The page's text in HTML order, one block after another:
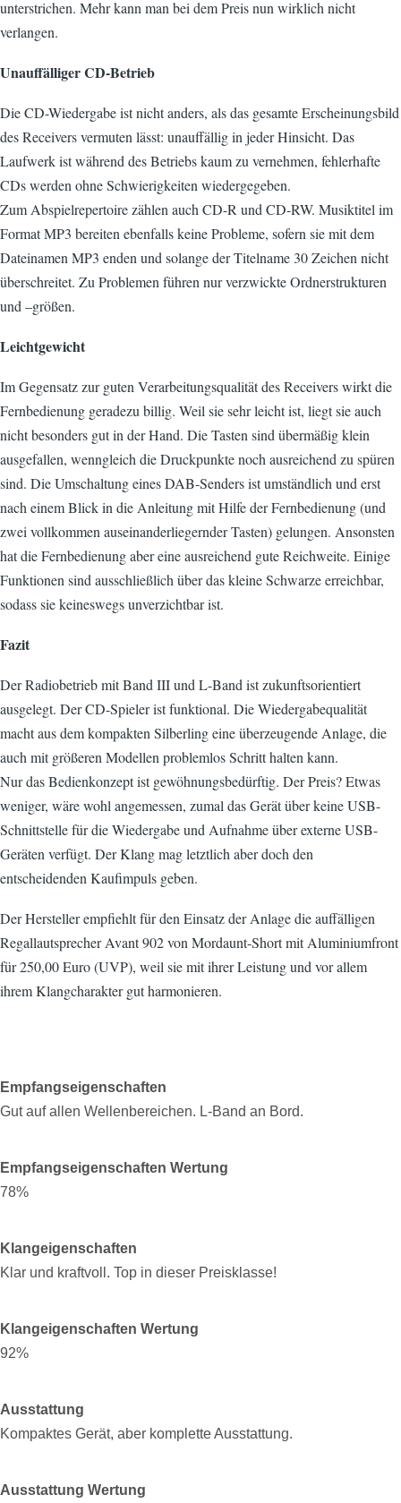
unterstrichen. Mehr kann man bei dem Preis nun wirklich nicht
verlangen.
Unauffälliger CD-Betrieb
Die CD-Wiedergabe ist nicht anders, als das gesamte Erscheinungsbild
des Receivers vermuten lässt: unauffällig in jeder Hinsicht. Das
Laufwerk ist während des Betriebs kaum zu vernehmen, fehlerhafte
CDs werden ohne Schwierigkeiten wiedergegeben.
Zum Abspielrepertoire zählen auch CD-R und CD-RW. Musiktitel im
Format MP3 bereiten ebenfalls keine Probleme, sofern sie mit dem
Dateinamen MP3 enden und solange der Titelname 30 Zeichen nicht
überschreitet. Zu Problemen führen nur verzwickte Ordnerstrukturen
und –größen.
Leichtgewicht
Im Gegensatz zur guten Verarbeitungsqualität des Receivers wirkt die
Fernbedienung geradezu billig. Weil sie sehr leicht ist, liegt sie auch
nicht besonders gut in der Hand. Die Tasten sind übermäßig klein
ausgefallen, wenngleich die Druckpunkte noch ausreichend zu spüren
sind. Die Umschaltung eines DAB-Senders ist umständlich und erst
nach einem Blick in die Anleitung mit Hilfe der Fernbedienung (und
zwei vollkommen auseinanderliegernder Tasten) gelungen. Ansonsten
hat die Fernbedienung aber eine ausreichend gute Reichweite. Einige
Funktionen sind ausschließlich über das kleine Schwarze erreichbar,
sodass sie keineswegs unverzichtbar ist.
Fazit
Der Radiobetrieb mit Band III und L-Band ist zukunftsorientiert
ausgelegt. Der CD-Spieler ist funktional. Die Wiedergabequalität
macht aus dem kompakten Silberling eine überzeugende Anlage, die
auch mit größeren Modellen problemlos Schritt halten kann.
Nur das Bedienkonzept ist gewöhnungsbedürftig. Der Preis? Etwas
weniger, wäre wohl angemessen, zumal das Gerät über keine USB-
Schnittstelle für die Wiedergabe und Aufnahme über externe USB-
Geräten verfügt. Der Klang mag letztlich aber doch den
entscheidenden Kaufimpuls geben.
Der Hersteller empfiehlt für den Einsatz der Anlage die auffälligen
Regallautsprecher Avant 902 von Mordaunt-Short mit Aluminiumfront
für 250,00 Euro (UVP), weil sie mit ihrer Leistung und vor allem
ihrem Klangcharakter gut harmonieren.
Empfangseigenschaften
Gut auf allen Wellenbereichen. L-Band an Bord.
Empfangseigenschaften Wertung
78%
Klangeigenschaften
Klar und kraftvoll. Top in dieser Preisklasse!
Klangeigenschaften Wertung
92%
Ausstattung
Kompaktes Gerät, aber komplette Ausstattung.
Ausstattung Wertung